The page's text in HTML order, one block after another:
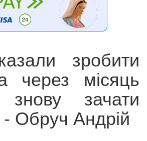
зробити
через місяць
зачати
Обруч Андрій